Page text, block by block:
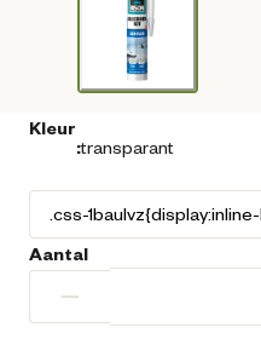
Kleur
:transparant
Aantal
−